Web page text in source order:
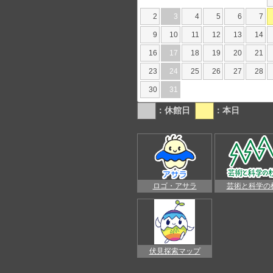
2 3 4 5 6 7
9 10 11 12 13 14
16 17 18 19 20 21
23 24 25 26 27 28
30 31
：休館日 ：本日
ロゴ・アサラ 芸術と科学の
伏見探索マップ